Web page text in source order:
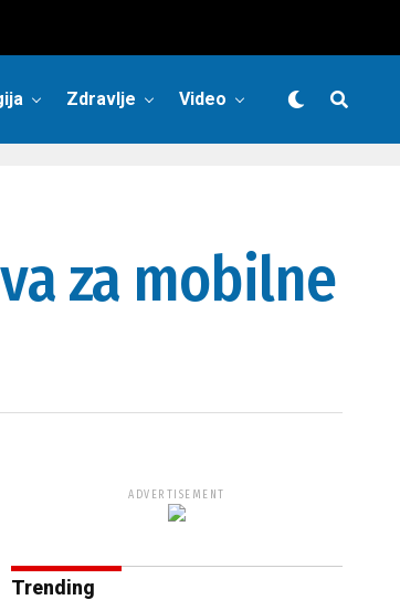
Zdravlje Video
za mobilne
ADVERTISEMENT
Trending